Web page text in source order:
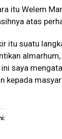
itu Welem
atas
itu suatu
saya
kepada